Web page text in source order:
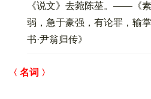
《说文》去菀陈莝。——《
弱，急于豪强，有论罪，输
书·尹翁归传》
名词